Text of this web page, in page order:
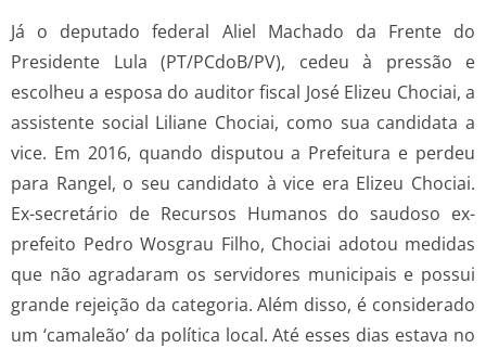
Já o deputado federal Aliel Machado da Frente do
Presidente Lula (PT/PCdoB/PV), cedeu à pressão e
escolheu a esposa do auditor fiscal José Elizeu Chociai, a
assistente social Liliane Chociai, como sua candidata a
vice. Em 2016, quando disputou a Prefeitura e perdeu
para Rangel, o seu candidato à vice era Elizeu Chociai.
Ex-secretário de Recursos Humanos do saudoso ex-
prefeito Pedro Wosgrau Filho, Chociai adotou medidas
que não agradaram os servidores municipais e possui
grande rejeição da categoria. Além disso, é considerado
um ‘camaleão’ da política local. Até esses dias estava no